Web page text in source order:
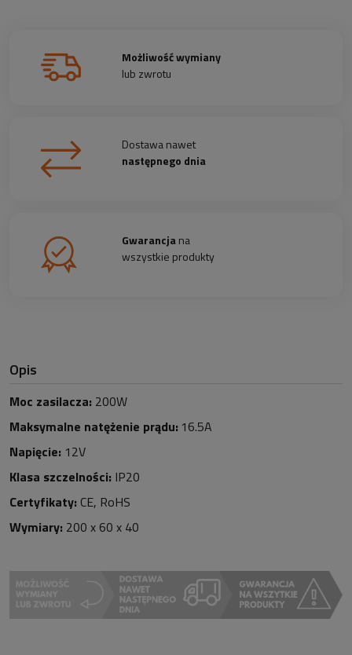
Możliwość wymiany
lub zwrotu
Dostawa nawet
następnego dnia
Gwarancjana
wszystkie produkty
Opis
Moc zasilacza: 200W
Maksymalne natężenie prądu: 16.5A
Napięcie: 12V
Klasa szczelności: IP20
Certyfikaty: CE, RoHS
Wymiary: 200 x 60 x 40